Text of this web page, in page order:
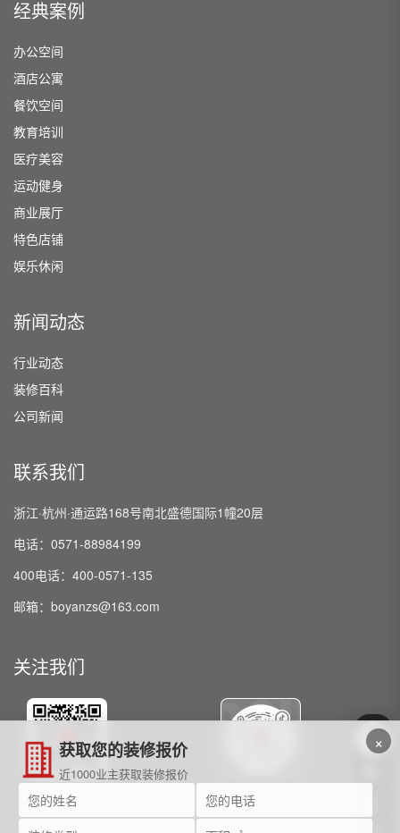
经典案例
办公空间
酒店公寓
餐饮空间
教育培训
医疗美容
运动健身
商业展厅
特色店铺
娱乐休闲
新闻动态
行业动态
装修百科
公司新闻
联系我们
浙江·杭州·通运路168号南北盛德国际1幢20层
电话：0571-88984199
400电话：400-0571-135
邮箱：boyanzs@163.com
关注我们
微信公众号 抖音
获取您的装修报价
近1000业主获取装修报价
×